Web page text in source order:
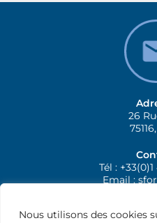
Nous utilisons des cookies
26
Tél :
Email :